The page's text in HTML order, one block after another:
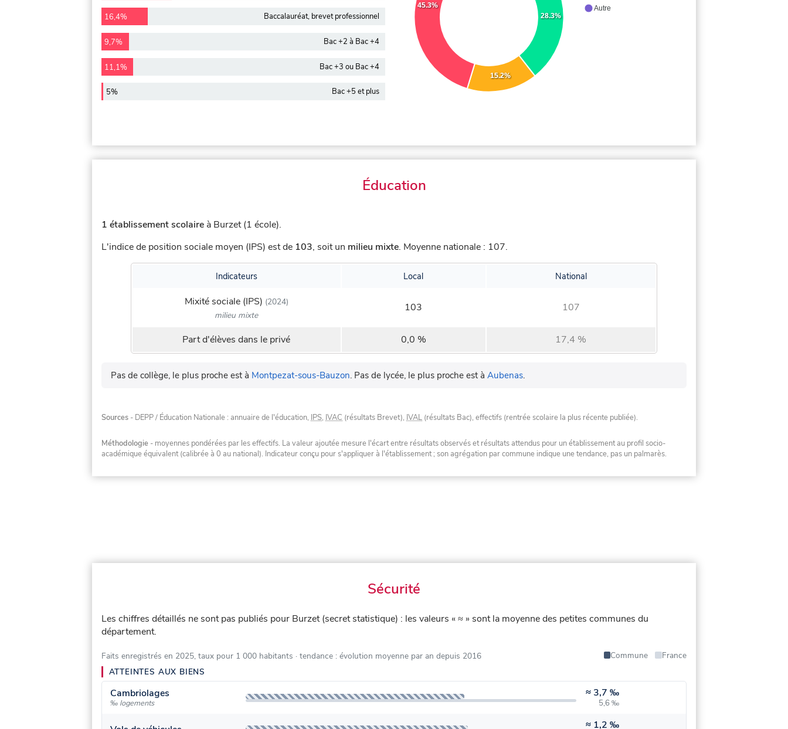
16,4% Baccalauréat, brevet professionnel
9,7% Bac +2 à Bac +4
11,1% Bac +3 ou Bac +4
5% Bac +5 et plus
28.3%
15.2%
45.3%
Autre
Éducation
1 établissement scolaire à Burzet (1 école).
L'indice de position sociale moyen (IPS) est de 103, soit un milieu mixte. Moyenne nationale : 107.
Indicateurs Local National
Mixité sociale (IPS) (2024)
milieu mixte
103 107
Part d'élèves dans le privé 0,0 % 17,4 %
Pas de collège, le plus proche est à Montpezat-sous-Bauzon. Pas de lycée, le plus proche est à Aubenas.
Sources - DEPP / Éducation Nationale : annuaire de l'éducation, IPS, IVAC (résultats Brevet), IVAL (résultats Bac), effectifs (rentrée scolaire la plus récente publiée).
Méthodologie - moyennes pondérées par les effectifs. La valeur ajoutée mesure l'écart entre résultats observés et résultats attendus pour un établissement au profil socio-
académique équivalent (calibrée à 0 au national). Indicateur conçu pour s'appliquer à l'établissement ; son agrégation par commune indique une tendance, pas un palmarès.
Sécurité
Les chiffres détaillés ne sont pas publiés pour Burzet (secret statistique) : les valeurs « ≈ » sont la moyenne des petites communes du
département.
Faits enregistrés en 2025, taux pour 1 000 habitants · tendance : évolution moyenne par an depuis 2016 Commune
France
ATTEINTES AUX BIENS
Cambriolages
‰ logements
≈ 3,7 ‰
5,6 ‰
≈ 1,2 ‰